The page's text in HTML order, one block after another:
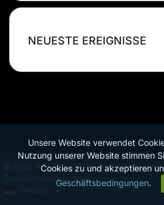
NEUESTE EREIGNISSE
Unsere Website verwendet
Nutzung unserer Website stimmen
Cookies zu und akzeptieren
Geschäftsbedingungen.
© 2026 INTERSPACE DOOEL. Alle
Geschäftsbedingungen.